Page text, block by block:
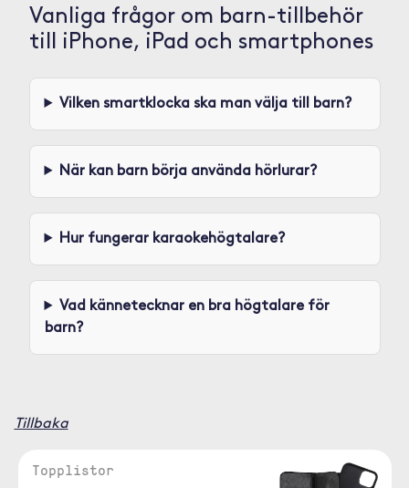
Vanliga frågor om barn-tillbehör
till iPhone, iPad och smartphones
Vilken smartklocka ska man välja till barn?
När kan barn börja använda hörlurar?
Hur fungerar karaokehögtalare?
Vad kännetecknar en bra högtalare för
barn?
Tillbaka
Topplistor